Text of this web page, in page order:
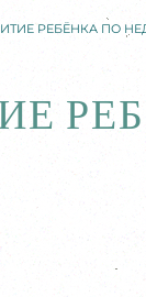
РЕБЁНКА ПО